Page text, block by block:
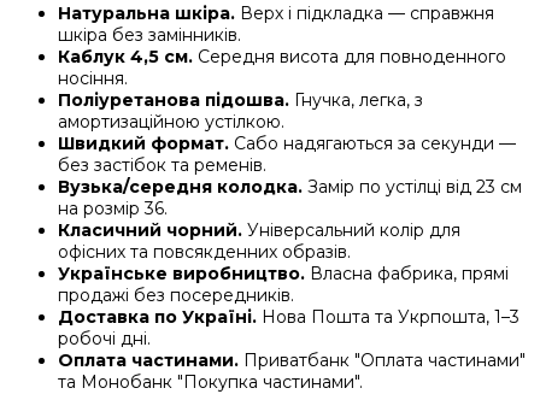
Натуральна шкіра. Верх і підкладка — справжня
шкіра без замінників.
Каблук 4,5 см. Середня висота для повноденного
носіння.
Поліуретанова підошва. Гнучка, легка, з
амортизаційною устілкою.
Швидкий формат. Сабо надягаються за секунди —
без застібок та ременів.
Вузька/середня колодка. Замір по устілці від 23 см
на розмір 36.
Класичний чорний. Універсальний колір для
офісних та повсякденних образів.
Українське виробництво. Власна фабрика, прямі
продажі без посередників.
Доставка по Україні. Нова Пошта та Укрпошта, 1–3
робочі дні.
Оплата частинами. Приватбанк "Оплата частинами"
та Монобанк "Покупка частинами".